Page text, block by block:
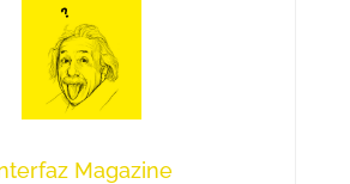
Magazine